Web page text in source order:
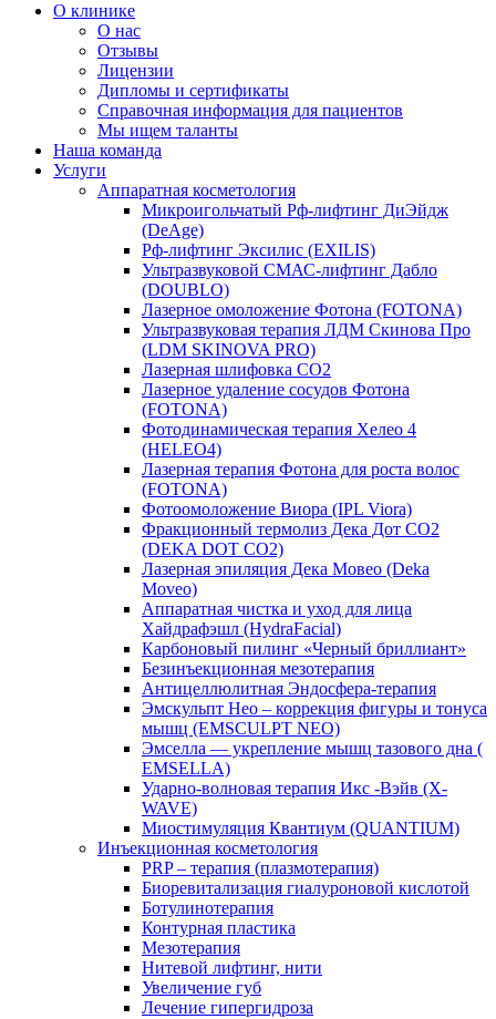
О клинике
О нас
Отзывы
Лицензии
Дипломы и сертификаты
Справочная информация для пациентов
Мы ищем таланты
Наша команда
Услуги
Аппаратная косметология
Микроигольчатый Рф-лифтинг ДиЭйдж
(DeAge)
Рф-лифтинг Эксилис (EXILIS)
Ультразвуковой СМАС-лифтинг Дабло
(DOUBLO)
Лазерное омоложение Фотона (FOTONA)
Ультразвуковая терапия ЛДМ Скинова Про
(LDM SKINOVA PRO)
Лазерная шлифовка CO2
Лазерное удаление сосудов Фотона
(FOTONA)
Фотодинамическая терапия Хелео 4
(HELEO4)
Лазерная терапия Фотона для роста волос
(FOTONA)
Фотоомоложение Виора (IPL Viora)
Фракционный термолиз Дека Дот СО2
(DEKA DOT CO2)
Лазерная эпиляция Дека Мовео (Deka
Moveo)
Аппаратная чистка и уход для лица
Хайдрафэшл (HydraFacial)
Карбоновый пилинг «Черный бриллиант»
Безинъекционная мезотерапия
Антицеллюлитная Эндосфера-терапия
Эмскульпт Нео – коррекция фигуры и тонуса
мышц (EMSCULPT NEO)
Эмселла — укрепление мышц тазового дна (
EMSELLA)
Ударно-волновая терапия Икс -Вэйв (X-
WAVE)
Миостимуляция Квантиум (QUANTIUM)
Инъекционная косметология
PRP – терапия (плазмотерапия)
Биоревитализация гиалуроновой кислотой
Ботулинотерапия
Контурная пластика
Мезотерапия
Нитевой лифтинг, нити
Увеличение губ
Лечение гипергидроза